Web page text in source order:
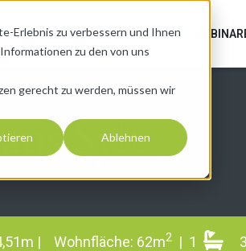
Erlebnis zu verbessern und Ihnen
zu den von uns
gerecht zu werden, müssen wir
Ablehnen
MUSTERHÄUSER FAQ
Sylt
| Wohnfläche: 62m2 | 1 3